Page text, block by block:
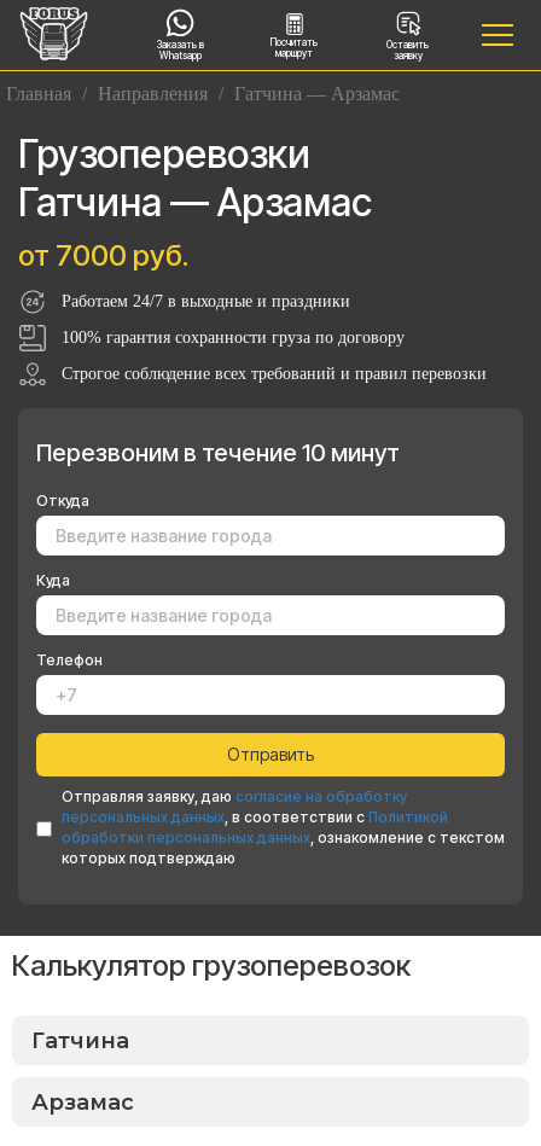
Заказать в
Whatsapp
Посчитать
маршрут
Оставить
заявку
Главная / Направления / Гатчина — Арзамас
Грузоперевозки
Гатчина — Арзамас
от 7000 руб.
Работаем 24/7 в выходные и праздники
100% гарантия сохранности груза по договору
Строгое соблюдение всех требований и правил перевозки
Перезвоним в течение 10 минут
Откуда
Куда
Телефон
Отправляя заявку, даю согласие на обработку
персональных данных, в соответствии с Политикой
обработки персональных данных, ознакомление с текстом
которых подтверждаю
Калькулятор грузоперевозок